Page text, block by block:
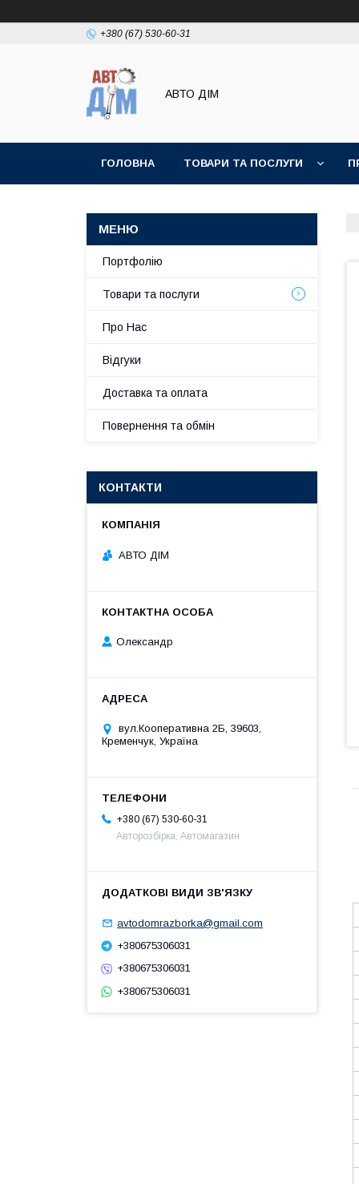
+380 (67) 530-60-31
АВТО ДIМ
ГОЛОВНА ТОВАРИ ТА ПОСЛУГИ
Портфолію
Товари та послуги
Про Нас
Відгуки
Доставка та оплата
Повернення та обмін
КОНТАКТИ
АВТО ДІМ
Олександр
вул.Кооперативна 2Б, 39603,
Кременчук, Україна
+380 (67) 530-60-31
Авторозбірка, Автомагазин
avtodomrazborka@gmail.com
+380675306031
+380675306031
+380675306031